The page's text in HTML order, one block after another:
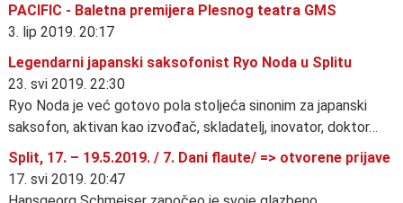
PACIFIC - Baletna premijera Plesnog teatra GMS
3. lip 2019. 20:17
Legendarni japanski saksofonist Ryo Noda u Splitu
23. svi 2019. 22:30
Ryo Noda je već gotovo pola stoljeća sinonim za japanski
saksofon, aktivan kao izvođač, skladatelj, inovator, doktor…
Split, 17. – 19.5.2019. / 7. Dani flaute/ => otvorene prijave
17. svi 2019. 20:47